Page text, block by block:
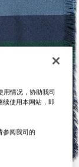
情况，协助我司
续使用本网站，即
参阅我司的